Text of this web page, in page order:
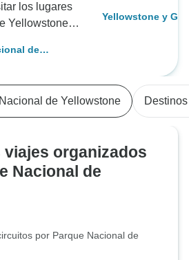
los lugares
Yellowstone y
Nuestro
hizo un gran
la segunda
y
de
Yellowstone y
de Yellowstone Destinos
viajes organizados
Nacional de
por Parque Nacional de